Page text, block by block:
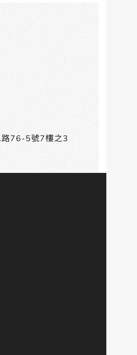
76-5號7樓之3